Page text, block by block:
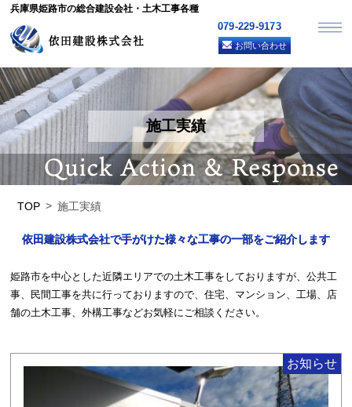
兵庫県姫路市の総合建設会社・土木工事各種
079-229-9173
お問い合わせ
施工実績
TOP 施工実績
依田建設株式会社で手がけた様々な工事の一部をご紹介します
姫路市を中心とした近隣エリアでの土木工事をしておりますが、公共工
事、民間工事を共に行っておりますので、住宅、マンション、工場、店
舗の土木工事、外構工事などお気軽にご相談ください。
お知らせ